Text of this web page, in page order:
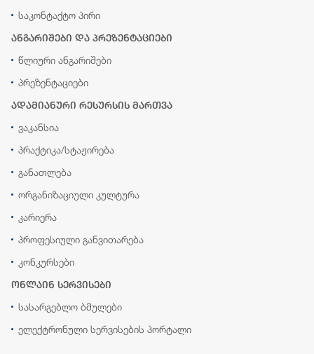
საკონტაქტო პირი
ანგარიშები და პრეზენტაციები
წლიური ანგარიშები
პრეზენტაციები
ადამიანური რესურსის მართვა
ვაკანსია
პრაქტიკა/სტაჟირება
განათლება
ორგანიზაციული კულტურა
კარიერა
პროფესიული განვითარება
კონკურსები
ონლაინ სერვისები
სასარგებლო ბმულები
ელექტრონული სერვისების პორტალი